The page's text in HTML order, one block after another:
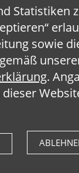
Statistiken
sowie
.